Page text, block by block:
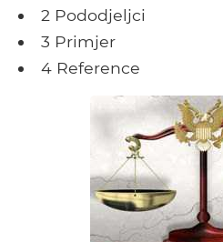
2 Pododjeljci
3 Primjer
4 Reference